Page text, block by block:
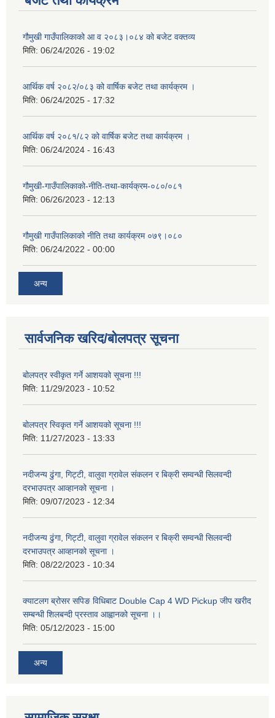
गौमुखी गाउँपालिकाको आ व २०८३।०८४ को बजेट वक्तव्य
मिति: 06/24/2026 - 19:02
आर्थिक वर्ष २०८२/०८३ को वार्षिक बजेट तथा कार्यक्रम ।
मिति: 06/24/2025 - 17:32
आर्थिक वर्ष २०८१/८२ को वार्षिक बजेट तथा कार्यक्रम ।
मिति: 06/24/2024 - 16:43
गौमुखी-गाउँपालिकाको-नीति-तथा-कार्यक्रम-०८०/०८१
मिति: 06/26/2023 - 12:13
गौमुखी गाउँपालिकाको नीति तथा कार्यक्रम ०७९।०८०
मिति: 06/24/2022 - 00:00
अन्य
सार्वजनिक खरिद/बोलपत्र सूचना
बोलपत्र स्वीकृत गर्ने आशयको सूचना !!!
मिति: 11/29/2023 - 10:52
बोलपत्र स्विकृत गर्ने आशयको सूचना !!!
मिति: 11/27/2023 - 13:33
नदीजन्य ढुंगा, गिट्टी, वालुवा ग्रावेल संकलन र बिक्री सम्वन्धी सिलवन्दी
दरभाउपत्र आव्हानको सूचना ।
मिति: 09/07/2023 - 12:34
नदीजन्य ढुंगा, गिट्टी, वालुवा ग्रावेल संकलन र बिक्री सम्वन्धी सिलवन्दी
दरभाउपत्र आव्हानको सूचना ।
मिति: 08/22/2023 - 10:34
क्याटलग ब्रोसर सपिङ विधिबाट Double Cap 4 WD Pickup जीप खरीद
सम्बन्धी शिलबन्दी प्रस्ताव आह्वानको सूचना ।।
मिति: 05/12/2023 - 15:00
अन्य